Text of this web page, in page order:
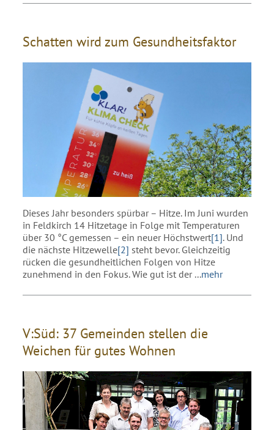
Schatten wird zum Gesundheitsfaktor
Dieses Jahr besonders spürbar – Hitze. Im Juni wurden
in Feldkirch 14 Hitzetage in Folge mit Temperaturen
über 30 °C gemessen – ein neuer Höchstwert[1]. Und
die nächste Hitzewelle[2] steht bevor. Gleichzeitig
rücken die gesundheitlichen Folgen von Hitze
zunehmend in den Fokus. Wie gut ist der ...mehr
V:Süd: 37 Gemeinden stellen die
Weichen für gutes Wohnen